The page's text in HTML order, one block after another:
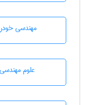
مهندسی
علوم مهندسی